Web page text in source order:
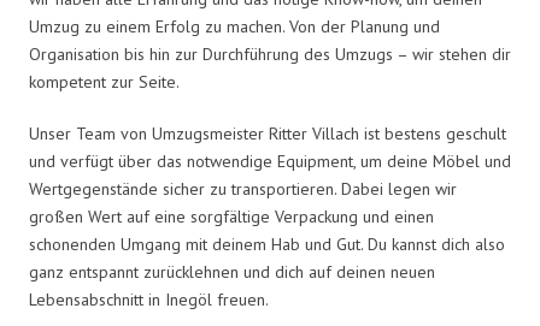
Umzug zu einem Erfolg zu machen. Von der Planung und
Organisation bis hin zur Durchführung des Umzugs – wir stehen dir
kompetent zur Seite.
Unser Team von Umzugsmeister Ritter Villach ist bestens geschult
und verfügt über das notwendige Equipment, um deine Möbel und
Wertgegenstände sicher zu transportieren. Dabei legen wir
großen Wert auf eine sorgfältige Verpackung und einen
schonenden Umgang mit deinem Hab und Gut. Du kannst dich also
ganz entspannt zurücklehnen und dich auf deinen neuen
Lebensabschnitt in Inegöl freuen.